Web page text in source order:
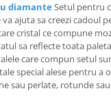
diamanteSetul pentru
ajuta sa creezi cadoul
cristal ce compune
sa reflecte toata
care compun setul
special alese pentru a
sau perlate, rotunde